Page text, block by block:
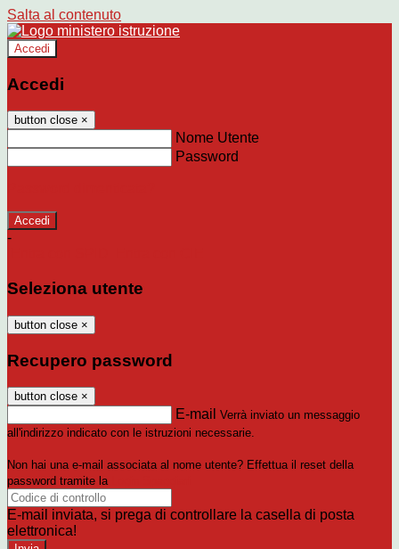
Salta al contenuto
Accedi
Accedi
button close ×
Nome Utente
Password
-
Seleziona utente
button close ×
Recupero password
button close ×
E-mail Verrà inviato un messaggio
all'indirizzo indicato con le istruzioni necessarie.
Non hai una e-mail associata al nome utente? Effettua il reset della
password tramite la
E-mail inviata, si prega di controllare la casella di posta
elettronica!